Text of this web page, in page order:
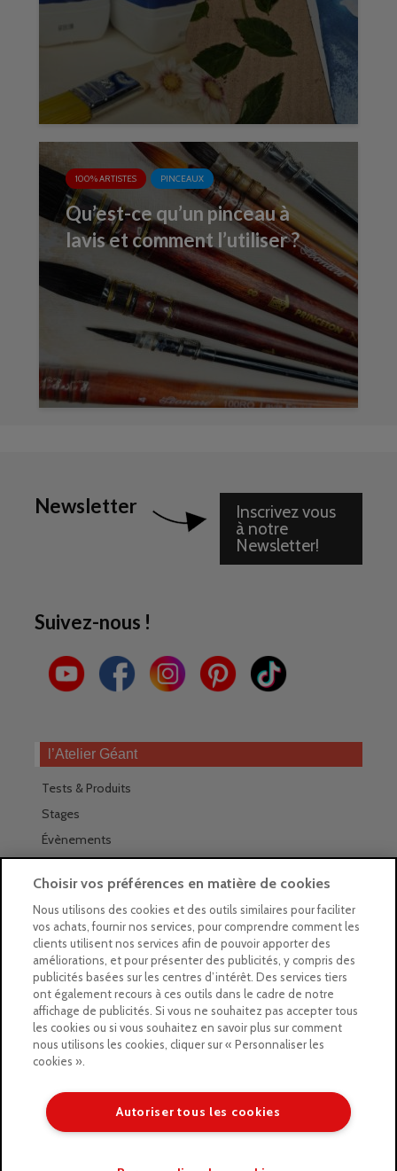
100% ARTISTES PINCEAUX
Qu’est-ce qu’un pinceau à
lavis et comment l’utiliser ?
Newsletter
Inscrivez vous
à notre
Newsletter!
Suivez-nous !
l’Atelier Géant
Tests & Produits
Stages
Évènements
Trouver nos magasins
La newsletter des magasins
Feuilleter le Guide
Gratuit : intégrer le Guide
Marques Beaux-Arts
Matériel pour l’aquarelle
Matériel pour l’acrylique
Matériel pour l’huile
Choisir vos préférences en matière de cookies
Nous utilisons des cookies et des outils similaires pour faciliter
vos achats, fournir nos services, pour comprendre comment les
clients utilisent nos services afin de pouvoir apporter des
améliorations, et pour présenter des publicités, y compris des
publicités basées sur les centres d’intérêt. Des services tiers
ont également recours à ces outils dans le cadre de notre
affichage de publicités. Si vous ne souhaitez pas accepter tous
les cookies ou si vous souhaitez en savoir plus sur comment
nous utilisons les cookies, cliquer sur « Personnaliser les
cookies ».
Autoriser tous les cookies